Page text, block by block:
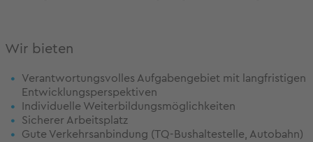
Wir bieten
Verantwortungsvolles Aufgabengebiet mit langfristigen
Entwicklungsperspektiven
Individuelle Weiterbildungsmöglichkeiten
Sicherer Arbeitsplatz
Gute Verkehrsanbindung (TQ-Bushaltestelle, Autobahn)